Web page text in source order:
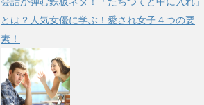
とは？人気女優に学ぶ！愛され女子４つの要
素！